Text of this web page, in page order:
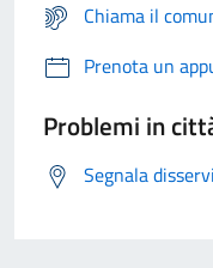
Chiama il
Prenota un
Problemi in
Segnala